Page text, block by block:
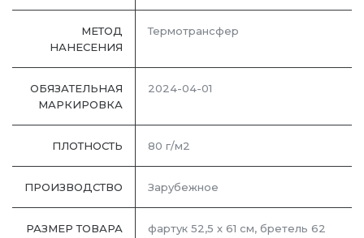
МЕТОД
НАНЕСЕНИЯ
Термотрансфер
ОБЯЗАТЕЛЬНАЯ
МАРКИРОВКА
2024-04-01
ПЛОТНОСТЬ 80 г/м2
ПРОИЗВОДСТВО Зарубежное
РАЗМЕР ТОВАРА фартук 52,5 х 61 см, бретель 62